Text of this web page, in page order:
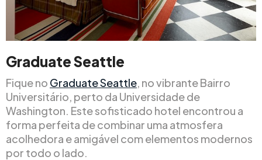
Graduate Seattle
Fique no Graduate Seattle, no vibrante Bairro
Universitário, perto da Universidade de
Washington. Este sofisticado hotel encontrou a
forma perfeita de combinar uma atmosfera
acolhedora e amigável com elementos modernos
por todo o lado.